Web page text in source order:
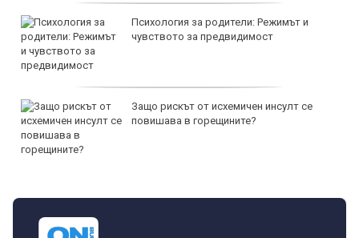
Психология за родители: Режимът и
чувството за предвидимост
Защо рискът от исхемичен инсулт се
повишава в горещините?